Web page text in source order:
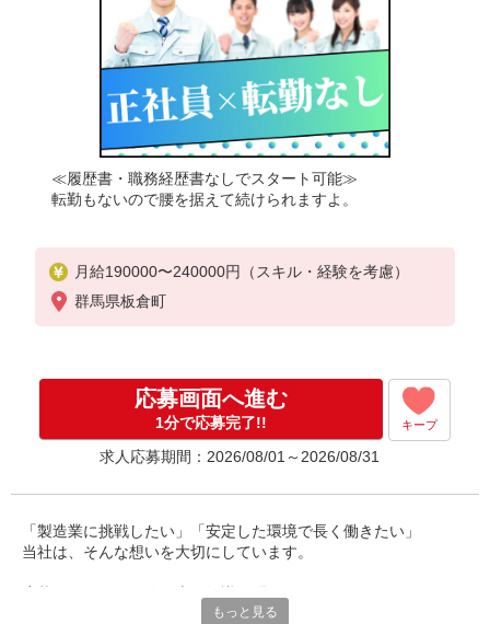
≪履歴書・職務経歴書なしでスタート可能≫
転勤もないので腰を据えて続けられますよ。
月給190000〜240000円（スキル・経験を考慮）
群馬県板倉町
応募画面へ進む
1分で応募完了!! キープ
求人応募期間：2026/08/01～2026/08/31
「製造業に挑戦したい」「安定した環境で長く働きたい」
当社は、そんな想いを大切にしています。
約束を守ること、きちんと連絡をすること、前向きに仕事へ取り
もっと見る